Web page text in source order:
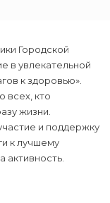
Городской
в увлекательной
к здоровью».
всех, кто
жизни.
и поддержку
к лучшему